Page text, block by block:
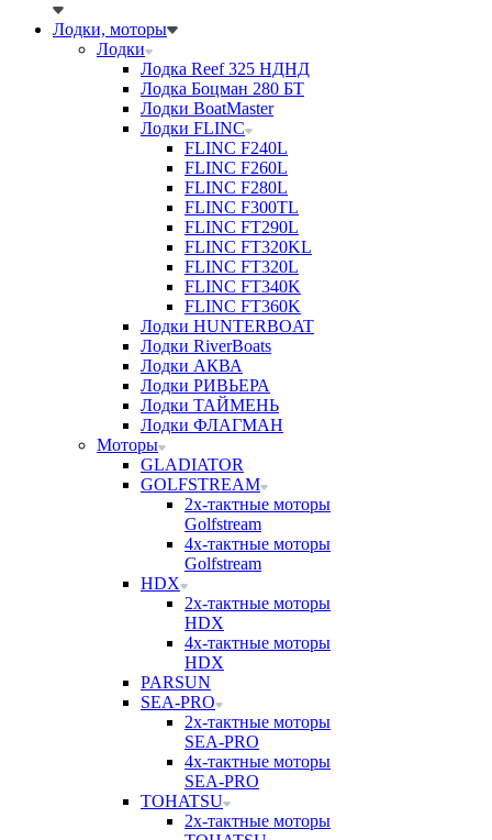
Лодки, моторы
Лодки
Лодка Reef 325 НДНД
Лодка Боцман 280 БТ
Лодки BoatMaster
Лодки FLINC
FLINC F240L
FLINC F260L
FLINC F280L
FLINC F300TL
FLINC FT290L
FLINC FT320KL
FLINC FT320L
FLINC FT340K
FLINC FT360K
Лодки HUNTERBOAT
Лодки RiverBoats
Лодки АКВА
Лодки РИВЬЕРА
Лодки ТАЙМЕНЬ
Лодки ФЛАГМАН
Моторы
GLADIATOR
GOLFSTREAM
2х-тактные моторы
Golfstream
4х-тактные моторы
Golfstream
HDX
2х-тактные моторы
HDX
4х-тактные моторы
HDX
PARSUN
SEA-PRO
2х-тактные моторы
SEA-PRO
4х-тактные моторы
SEA-PRO
TOHATSU
2х-тактные моторы